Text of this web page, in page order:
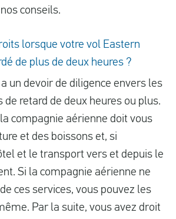
conseils.
lorsque votre vol Eastern
de plus de deux heures ?
un devoir de diligence envers les
de retard de deux heures ou plus.
compagnie aérienne doit vous
et des boissons et, si
et le transport vers et depuis le
Si la compagnie aérienne ne
ces services, vous pouvez les
Par la suite, vous avez droit